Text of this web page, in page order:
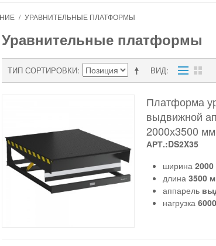
/ УРАВНИТЕЛЬНЫЕ ПЛАТФОРМЫ
Уравнительные платформы
ВИД
ТИП СОРТИРОВКИ
Платформа
выдвижной
2000х3500
АРТ.:DS2X35
ширина
длина 3500
аппарель
нагрузка